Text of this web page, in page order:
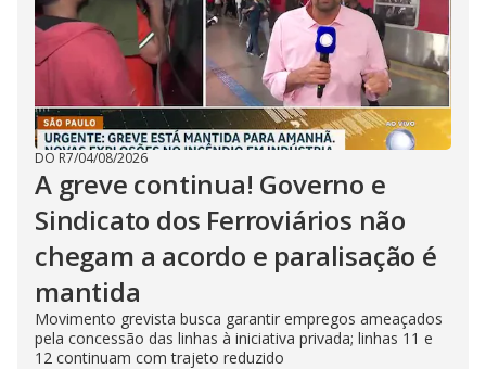
DO R7/04/08/2026
A greve continua! Governo e
Sindicato dos Ferroviários não
chegam a acordo e paralisação é
mantida
Movimento grevista busca garantir empregos ameaçados
pela concessão das linhas à iniciativa privada; linhas 11 e
12 continuam com trajeto reduzido